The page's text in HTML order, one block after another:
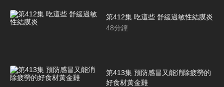
第412集 吃這些 舒緩過敏性結膜炎
48分鐘
第413集 預防感冒又能消除疲勞的
好食材黃金雞